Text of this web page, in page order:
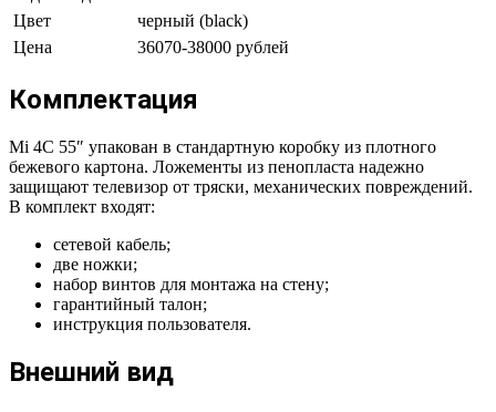
Цвет
черный (black)
Цена
36070-38000 рублей
Комплектация
Mi 4C 55″ упакован в стандартную коробку из плотного
бежевого картона. Ложементы из пенопласта надежно
защищают телевизор от тряски, механических повреждений.
В комплект входят:
сетевой кабель;
две ножки;
набор винтов для монтажа на стену;
гарантийный талон;
инструкция пользователя.
Внешний вид